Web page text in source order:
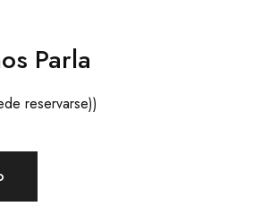
Parla
reservarse))